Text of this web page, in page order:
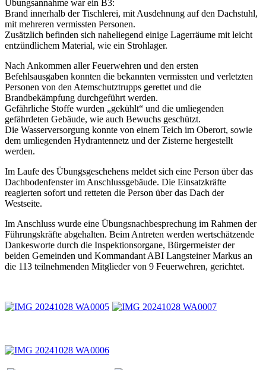
Übungsannahme war ein B3:
Brand innerhalb der Tischlerei, mit Ausdehnung auf den Dachstuhl,
mit mehreren vermissten Personen.
Zusätzlich befinden sich naheliegend einige Lagerräume mit leicht
entzündlichem Material, wie ein Strohlager.
Nach Ankommen aller Feuerwehren und den ersten
Befehlsausgaben konnten die bekannten vermissten und verletzten
Personen von den Atemschutztrupps gerettet und die
Brandbekämpfung durchgeführt werden.
Gefährliche Stoffe wurden „gekühlt“ und die umliegenden
gefährdeten Gebäude, wie auch Bewuchs geschützt.
Die Wasserversorgung konnte von einem Teich im Oberort, sowie
dem umliegenden Hydrantennetz und der Zisterne hergestellt
werden.
Im Laufe des Übungsgeschehens meldet sich eine Person über das
Dachbodenfenster im Anschlussgebäude. Die Einsatzkräfte
reagierten sofort und retteten die Person über das Dach der
Westseite.
Im Anschluss wurde eine Übungsnachbesprechung im Rahmen der
Führungskräfte abgehalten. Beim Antreten werden wertschätzende
Dankesworte durch die Inspektionsorgane, Bürgermeister der
beiden Gemeinden und Kommandant ABI Langsteiner Markus an
die 113 teilnehmenden Mitglieder von 9 Feuerwehren, gerichtet.